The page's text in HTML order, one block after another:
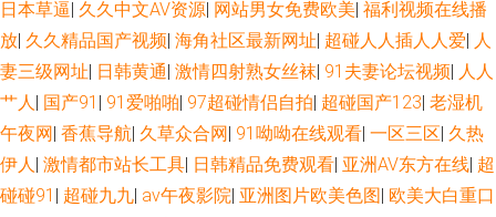
日本草逼| 久久中文AV资源| 网站男女免费欧美| 福利视频在线播
放| 久久精品国产视频| 海角社区最新网址| 超碰人人插人人爱| 人
妻三级网址| 日韩黄通| 激情四射熟女丝袜| 91夫妻论坛视频| 人人
艹人| 国产91 | 91爱啪啪| 97超碰情侣自拍| 超碰国产123| 老湿机
午夜网| 香蕉导航| 久草众合网| 91呦呦在线观看| 一区三区| 久热
伊人| 激情都市站长工具| 日韩精品免费观看| 亚洲AV东方在线| 超
碰碰91 | 超碰九九| av午夜影院| 亚洲图片欧美色图| 欧美大白重口